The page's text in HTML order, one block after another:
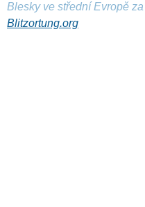
Blesky ve střední Evropě
Blitzortung.org